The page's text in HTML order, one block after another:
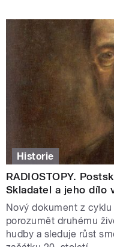
Historie
RADIOSTOPY.
Skladatel a jeho dílo
Nový dokument z cyklu
porozumět druhému
hudby a sleduje růst